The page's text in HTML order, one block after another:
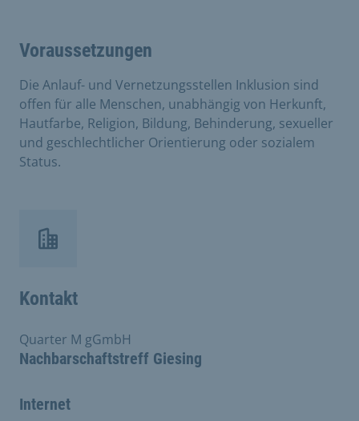
Voraussetzungen
Die Anlauf- und Vernetzungsstellen Inklusion sind
offen für alle Menschen, unabhängig von Herkunft,
Hautfarbe, Religion, Bildung, Behinderung, sexueller
und geschlechtlicher Orientierung oder sozialem
Status.
Kontakt
Nachbarschaftstreff Giesing
Quarter M gGmbH
Internet